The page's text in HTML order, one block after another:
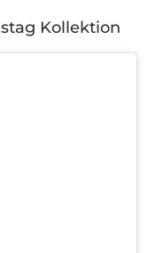
Kollektion